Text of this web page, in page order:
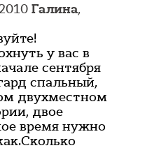
Галина,
у вас в
сентября
спальный,
двухместном
двое
время нужно